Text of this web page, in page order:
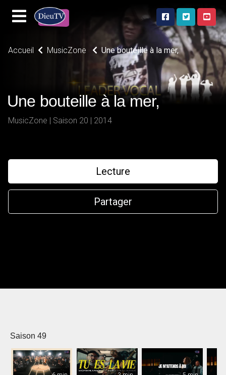
Accueil MusicZone Une bouteille à la mer,
Une bouteille à la mer,
MusicZone | Saison 20 | 2014
Lecture
Partager
Saison 49